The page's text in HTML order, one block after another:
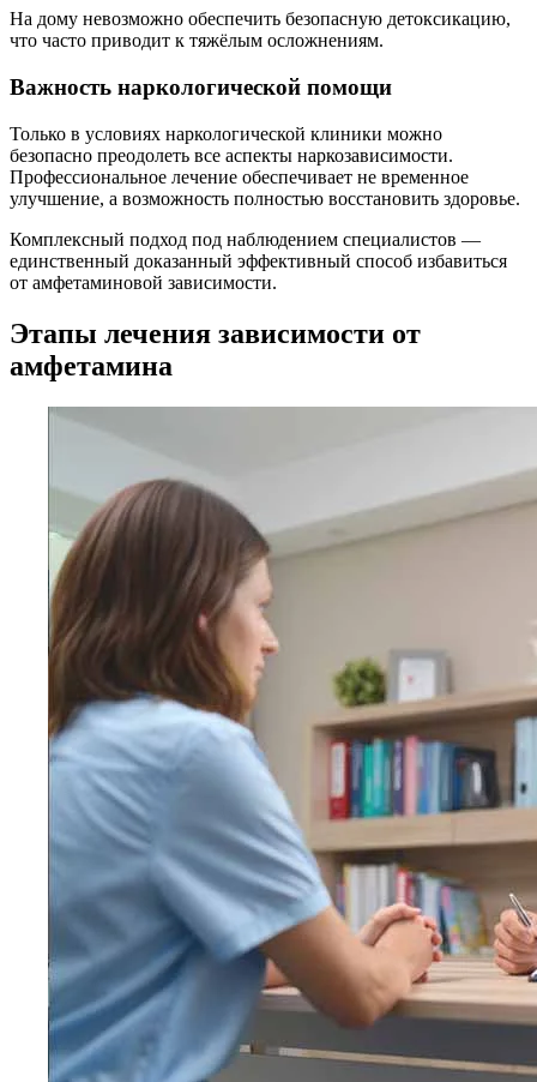
На дому невозможно обеспечить безопасную детоксикацию,
что часто приводит к тяжёлым осложнениям.
Важность наркологической помощи
Только в условиях наркологической клиники можно
безопасно преодолеть все аспекты наркозависимости.
Профессиональное лечение обеспечивает не временное
улучшение, а возможность полностью восстановить здоровье.
Комплексный подход под наблюдением специалистов —
единственный доказанный эффективный способ избавиться
от амфетаминовой зависимости.
Этапы лечения зависимости от
амфетамина